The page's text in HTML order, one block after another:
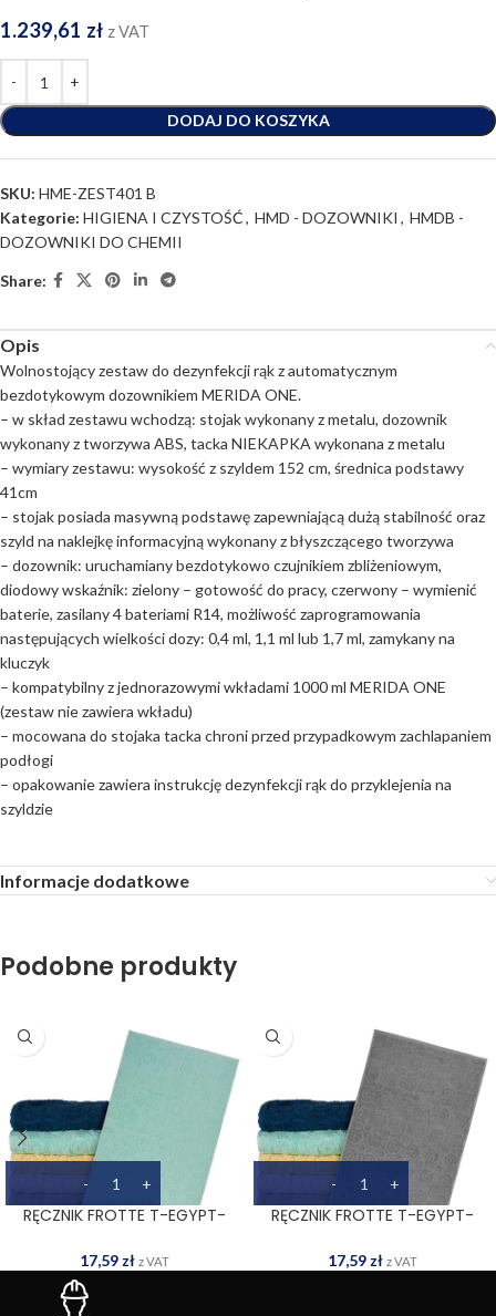
1.239,61 zł z VAT
DODAJ DO KOSZYKA
SKU: HME-ZEST401 B
Kategorie: HIGIENA I CZYSTOŚĆ, HMD - DOZOWNIKI , HMDB -
DOZOWNIKI DO CHEMII
Share:
Opis
Wolnostojący zestaw do dezynfekcji rąk z automatycznym
bezdotykowym dozownikiem MERIDA ONE.
– w skład zestawu wchodzą: stojak wykonany z metalu, dozownik
wykonany z tworzywa ABS, tacka NIEKAPKA wykonana z metalu
– wymiary zestawu: wysokość z szyldem 152 cm, średnica podstawy
41cm
– stojak posiada masywną podstawę zapewniającą dużą stabilność oraz
szyld na naklejkę informacyjną wykonany z błyszczącego tworzywa
– dozownik: uruchamiany bezdotykowo czujnikiem zbliżeniowym,
diodowy wskaźnik: zielony – gotowość do pracy, czerwony – wymienić
baterie, zasilany 4 bateriami R14, możliwość zaprogramowania
następujących wielkości dozy: 0,4 ml, 1,1 ml lub 1,7 ml, zamykany na
kluczyk
– kompatybilny z jednorazowymi wkładami 1000 ml MERIDA ONE
(zestaw nie zawiera wkładu)
– mocowana do stojaka tacka chroni przed przypadkowym zachlapaniem
podłogi
– opakowanie zawiera instrukcję dezynfekcji rąk do przyklejenia na
szyldzie
Informacje dodatkowe
Podobne produkty
RĘCZNIK FROTTE T-EGYPT-
17,59 zł z VAT
RĘCZNIK FROTTE T-EGYPT-
17,59 zł z VAT